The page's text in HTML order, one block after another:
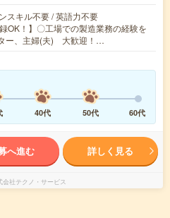
スキル不要 / 英語力不要
OK！】〇工場での製造業務の経験を
ー、主婦(夫) 大歓迎！…
40代 50代 60代
へ進む 詳しく見る
会社テクノ・サービス